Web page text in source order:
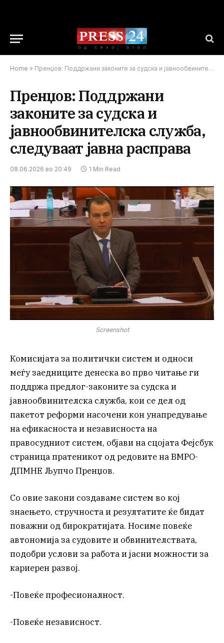
Home » Пренџов: Поддржани законите за судска и јавнообвинителска служба, следуваат јавнa расправa
Пренџов: Поддржани
законите за судска и
јавнообвинителска служба,
следуваат јавнa расправa
08.06.2026 во 20:49 1 Min Read
Screenshot
Комисијата за политички систем и односи
меѓу заедниците денеска во прво читање ги
поддржа предлог-законите за судска и
јавнообвинителска служба, кои се дел од
пакетот реформи насочени кон унапредување
на ефикасноста и независноста на
правосудниот систем, објави на сцојата Фејсбук
страница пратеникот од редовите на ВМРО-
ДПМНЕ Љупчо Пренџов.
Со овие закони создаваме систем во кој
знаењето, стручноста и резултатите ќе бидат
поважни од бирократијата. Носиме повеќе
автономија за судовите и обвинителствата,
подобри услови за работа и јасни можности за
кариерен развој.
-Повеќе професионалност.
-Повеќе независност.